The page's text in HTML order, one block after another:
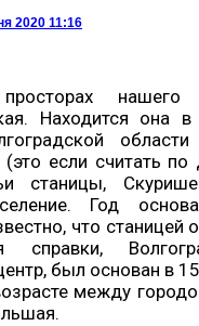
2020 11:16
нашего
Находится она
(это если считать
станицы,
Год
что станицей
справки,
был основан в
между